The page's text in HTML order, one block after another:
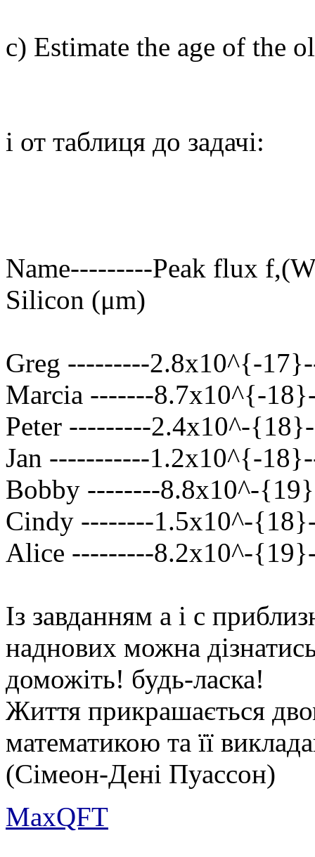
c) Estimate the age of the
і от таблиця до задачі:
Name---------Peak flux
Silicon (μm)
Greg ---------2.8x10^{-
Marcia -------8.7x10^{-
Peter ---------2.4x10^-
Jan -----------1.2x10^{-
Bobby --------8.8x10^-
Cindy --------1.5x10^-
Alice ---------8.2x10^-
Із завданням а і с
наднових можна
доможіть! будь-ласка!
Життя прикрашається
математикою та її
(Сімеон-Дені Пуассон)
MaxQFT